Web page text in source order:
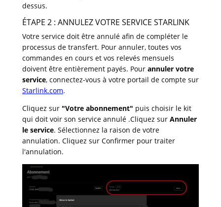
dessus.
ÉTAPE 2 : ANNULEZ VOTRE SERVICE STARLINK
Votre service doit être annulé afin de compléter le
processus de transfert. Pour annuler, toutes vos
commandes en cours et vos relevés mensuels
doivent être entièrement payés. Pour annuler votre
service, connectez-vous à votre portail de compte sur
Starlink.com.
Cliquez sur "Votre abonnement" puis choisir le kit
qui doit voir son service annulé .Cliquez sur Annuler
le service. Sélectionnez la raison de votre
annulation. Cliquez sur Confirmer pour traiter
l'annulation.